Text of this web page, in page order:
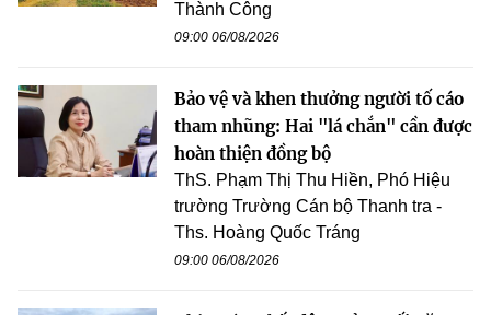
Thành Công
09:00 06/08/2026
Bảo vệ và khen thưởng người tố cáo
tham nhũng: Hai "lá chắn" cần được
hoàn thiện đồng bộ
ThS. Phạm Thị Thu Hiền, Phó Hiệu
trường Trường Cán bộ Thanh tra -
Ths. Hoàng Quốc Tráng
09:00 06/08/2026